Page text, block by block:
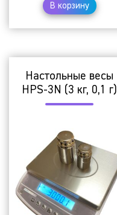
В корзину
Настольные весы
HPS-3N (3 кг, 0,1 г)